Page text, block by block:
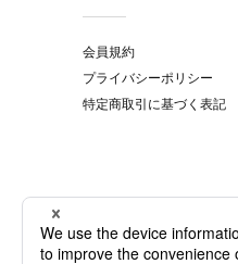
会員規約
プライバシーポリシー
特定商取引に基づく表記